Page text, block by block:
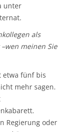
unter
als
meinen Sie
etwa fünf bis
mehr sagen.
Regierung oder